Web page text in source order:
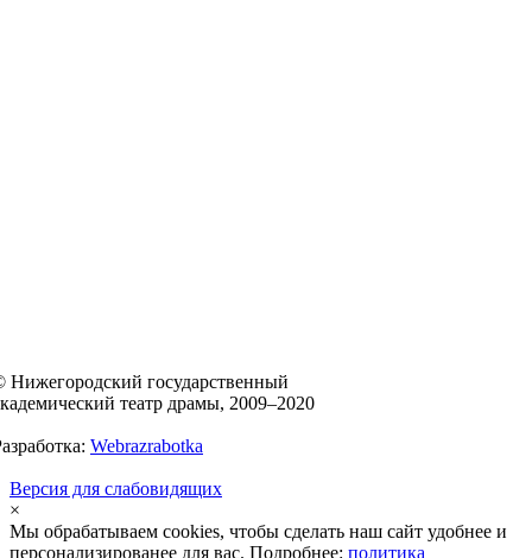
Нижегородский государственный
театр драмы, 2009–2020
Webrazrabotka
Версия для слабовидящих
×
Мы обрабатываем cookies, чтобы сделать наш сайт удобнее и
персонализированее для вас. Подробнее: политика